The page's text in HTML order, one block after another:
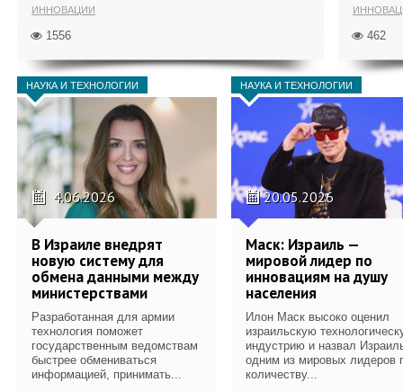
ИННОВАЦИИ
1556 462
НАУКА И ТЕХНОЛОГИИ
4.06.2026
В Израиле внедрят
новую систему для
обмена данными между
министерствами
Разработанная для армии
технология поможет
государственным ведомствам
быстрее обмениваться
информацией, принимать...
НАУКА И ТЕХНОЛОГИИ
20.05.2026
Маск: Израиль —
мировой лидер по
инновациям на душу
населения
Илон Маск высоко оценил
израильскую
индустрию и назвал
одним из мировых лидеров
количеству...